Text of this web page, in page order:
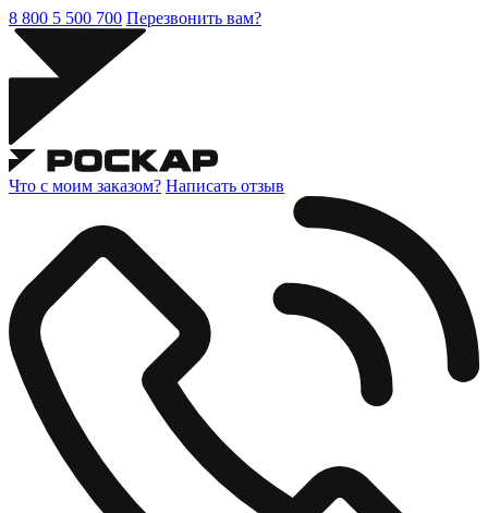
8 800 5 500 700 Перезвонить вам?
Что с моим заказом? Написать отзыв